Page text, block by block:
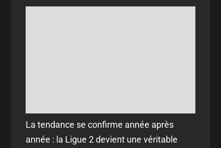
La tendance se confirme année après
année : la Ligue 2 devient une véritable